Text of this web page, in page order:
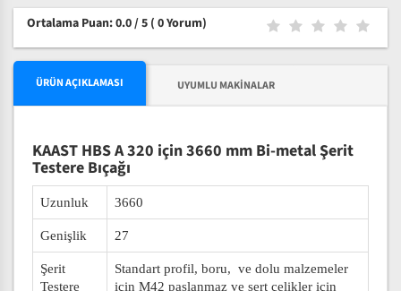
Ortalama Puan: 0.0 / 5 ( 0 Yorum)
ÜRÜN AÇIKLAMASI UYUMLU MAKINALAR
KAAST HBS A 320 için 3660 mm Bi-metal Şerit
Testere Bıçağı
Uzunluk 3660
Genişlik 27
Şerit
Testere
Standart profil, boru, ve dolu malzemeler
için M42 paslanmaz ve sert çelikler için